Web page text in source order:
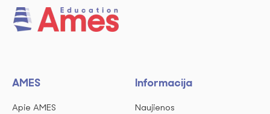
AMES
Apie AMES
Informacija
Naujienos